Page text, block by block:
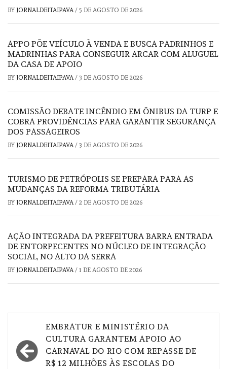
BY JORNALDEITAIPAVA/ 5 DE AGOSTO DE 2026
APPO PÕE VEÍCULO À VENDA E BUSCA PADRINHOS E
MADRINHAS PARA CONSEGUIR ARCAR COM ALUGUEL
DA CASA DE APOIO
BY JORNALDEITAIPAVA/ 3 DE AGOSTO DE 2026
COMISSÃO DEBATE INCÊNDIO EM ÔNIBUS DA TURP E
COBRA PROVIDÊNCIAS PARA GARANTIR SEGURANÇA
DOS PASSAGEIROS
BY JORNALDEITAIPAVA/ 3 DE AGOSTO DE 2026
TURISMO DE PETRÓPOLIS SE PREPARA PARA AS
MUDANÇAS DA REFORMA TRIBUTÁRIA
BY JORNALDEITAIPAVA/ 2 DE AGOSTO DE 2026
AÇÃO INTEGRADA DA PREFEITURA BARRA ENTRADA
DE ENTORPECENTES NO NÚCLEO DE INTEGRAÇÃO
SOCIAL, NO ALTO DA SERRA
BY JORNALDEITAIPAVA/ 1 DE AGOSTO DE 2026
Navegação
de
Post
EMBRATUR E MINISTÉRIO DA
CULTURA GARANTEM APOIO AO
CARNAVAL DO RIO COM REPASSE DE
R$ 12 MILHÕES ÀS ESCOLAS DO